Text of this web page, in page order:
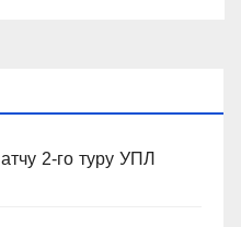
2-го туру УПЛ